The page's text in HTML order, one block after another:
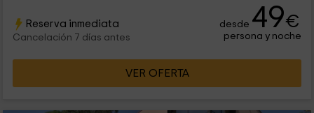
Reserva inmediata
Cancelación 7 días antes
desde 49€
persona y noche
VER OFERTA